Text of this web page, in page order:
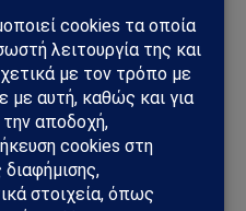
πιθανό κρούσμα
μετά από ταξίδι